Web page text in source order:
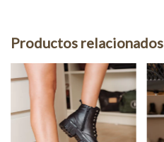
Productos relacionados